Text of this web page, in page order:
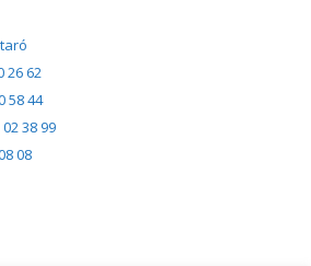
26 62
58 44
38 99
08